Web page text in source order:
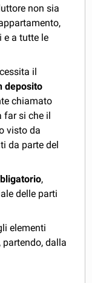
non sia
e a tutte le
il
deposito
chiamato
far si che il
visto da
da parte del
,
delle parti
elementi
dalla